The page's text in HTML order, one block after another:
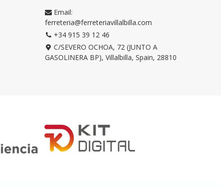
Email:
ferreteria@ferreteriavillalbilla.com
+34 915 39 12 46
C/SEVERO OCHOA, 72 (JUNTO A
GASOLINERA BP), Villalbilla, Spain, 28810